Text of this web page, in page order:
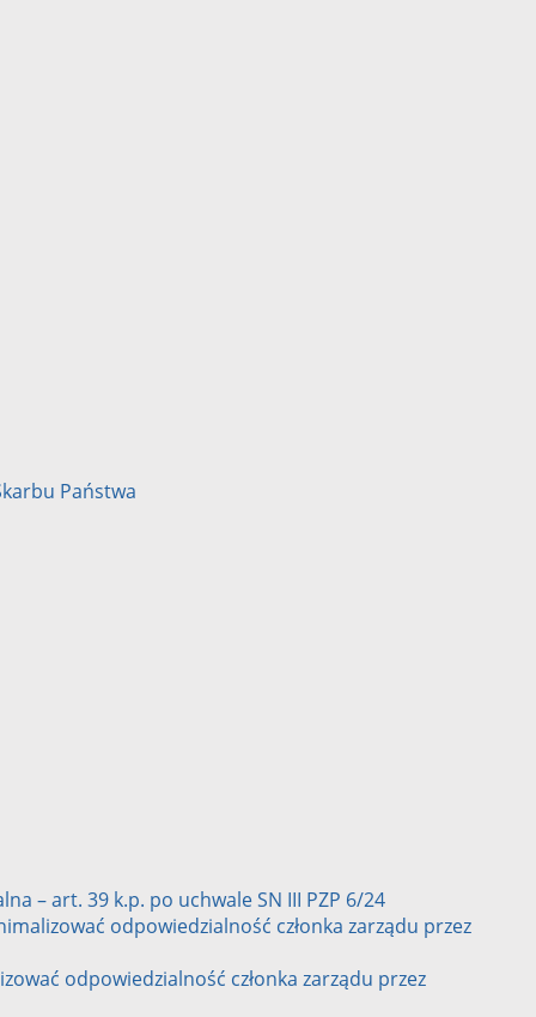
Państwa
– art. 39 k.p. po uchwale SN III PZP 6/24
odpowiedzialność członka zarządu przez
odpowiedzialność członka zarządu przez